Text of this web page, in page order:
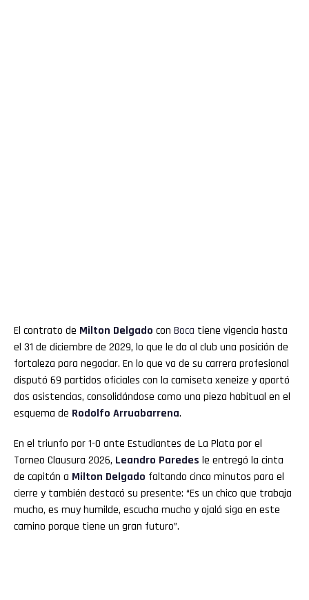
El contrato de Milton Delgado con Boca tiene vigencia hasta
el 31 de diciembre de 2029, lo que le da al club una posición de
fortaleza para negociar. En lo que va de su carrera profesional
disputó 69 partidos oficiales con la camiseta xeneize y aportó
dos asistencias, consolidándose como una pieza habitual en el
esquema de Rodolfo Arruabarrena.
En el triunfo por 1-0 ante Estudiantes de La Plata por el
Torneo Clausura 2026, Leandro Paredes le entregó la cinta
de capitán a Milton Delgado faltando cinco minutos para el
cierre y también destacó su presente: “Es un chico que trabaja
mucho, es muy humilde, escucha mucho y ojalá siga en este
camino porque tiene un gran futuro”.